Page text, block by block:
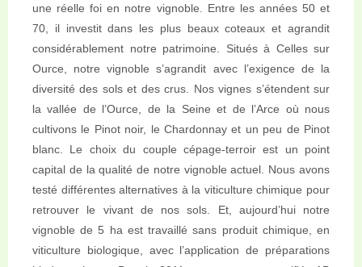
une réelle foi en notre vignoble. Entre les années 50 et
70, il investit dans les plus beaux coteaux et agrandit
considérablement notre patrimoine. Situés à Celles sur
Ource, notre vignoble s’agrandit avec l’exigence de la
diversité des sols et des crus. Nos vignes s’étendent sur
la vallée de l’Ource, de la Seine et de l’Arce où nous
cultivons le Pinot noir, le Chardonnay et un peu de Pinot
blanc. Le choix du couple cépage-terroir est un point
capital de la qualité de notre vignoble actuel. Nous avons
testé différentes alternatives à la viticulture chimique pour
retrouver le vivant de nos sols. Et, aujourd’hui notre
vignoble de 5 ha est travaillé sans produit chimique, en
viticulture biologique, avec l’application de préparations